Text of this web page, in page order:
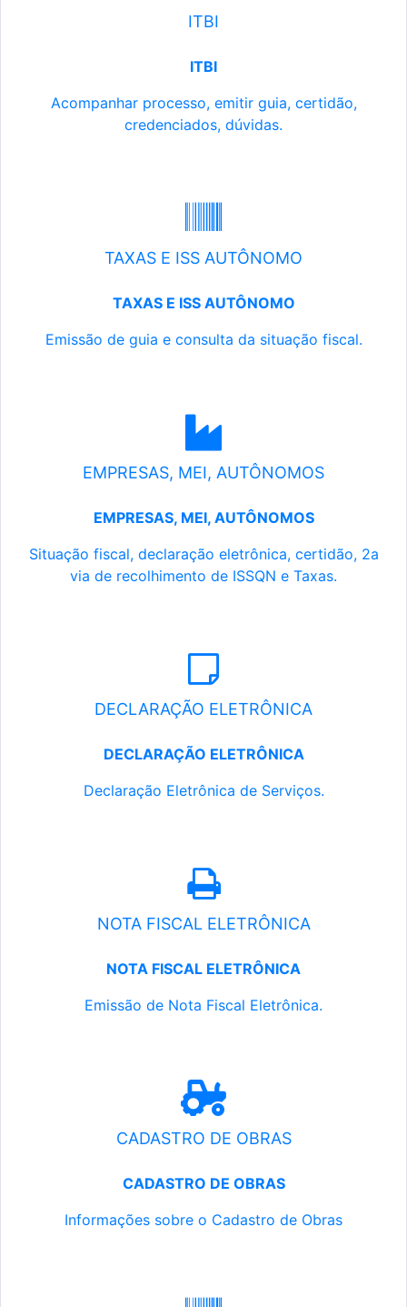
ITBI
ITBI
Acompanhar processo, emitir guia, certidão,
credenciados, dúvidas.
TAXAS E ISS AUTÔNOMO
TAXAS E ISS AUTÔNOMO
Emissão de guia e consulta da situação fiscal.
EMPRESAS, MEI, AUTÔNOMOS
EMPRESAS, MEI, AUTÔNOMOS
Situação fiscal, declaração eletrônica, certidão, 2a
via de recolhimento de ISSQN e Taxas.
DECLARAÇÃO ELETRÔNICA
DECLARAÇÃO ELETRÔNICA
Declaração Eletrônica de Serviços.
NOTA FISCAL ELETRÔNICA
NOTA FISCAL ELETRÔNICA
Emissão de Nota Fiscal Eletrônica.
CADASTRO DE OBRAS
CADASTRO DE OBRAS
Informações sobre o Cadastro de Obras